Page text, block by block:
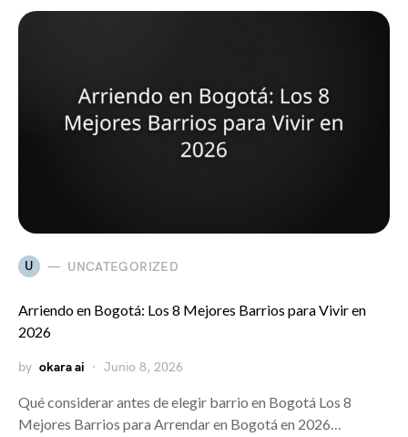
U UNCATEGORIZED
Arriendo en Bogotá: Los 8 Mejores Barrios para Vivir en
2026
by okara ai Junio 8, 2026
Qué considerar antes de elegir barrio en Bogotá Los 8
Mejores Barrios para Arrendar en Bogotá en 2026…